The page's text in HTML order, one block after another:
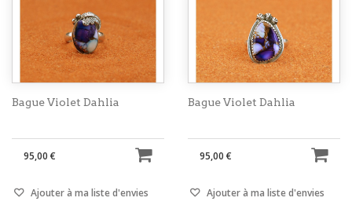
Bague Violet Dahlia
95,00 €
Ajouter à ma liste d'envies
Bague Violet Dahlia
95,00 €
Ajouter à ma liste d'envies